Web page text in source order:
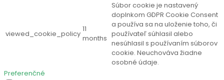
viewed_cookie_policy
11
months
Súbor cookie je nastavený
doplnkom GDPR Cookie Consent
a používa sa na uloženie toho, či
používateľ súhlasil alebo
nesúhlasil s používaním súborov
cookie. Neuchováva žiadne
osobné údaje.
Preferenčné